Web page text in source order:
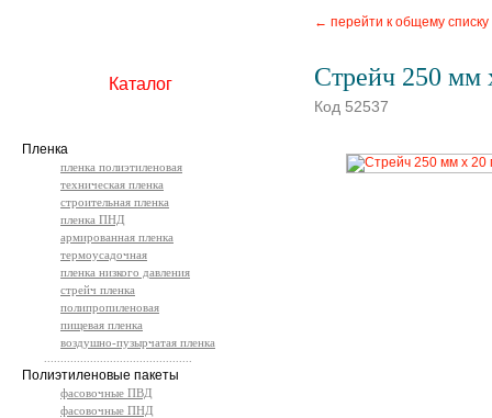
← перейти к общему списку
Стрейч 250 мм
Код 52537
Каталог
Пленка
пленка полиэтиленовая
техническая пленка
строительная пленка
пленка ПНД
армированная пленка
термоусадочная
пленка низкого давления
стрейч пленка
полипропиленовая
пищевая пленка
воздушно-пузырчатая пленка
Полиэтиленовые пакеты
фасовочные ПВД
фасовочные ПНД